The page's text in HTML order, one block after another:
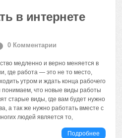
в интернете
0 Комментарии
медленно и верно меняется в
где работа — это не то место,
утром и ждать конца рабочего
что новые виды работы
старые виды, где вам будет нужно
а так же нужно работать вместе с
людей является то,
Подробнее